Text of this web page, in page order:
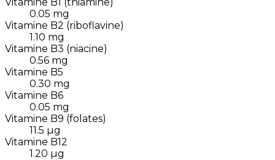
0.05 mg
Vitamine B2 (riboflavine)
1.10 mg
Vitamine B3 (niacine)
0.56 mg
Vitamine B5
0.30 mg
Vitamine B6
0.05 mg
Vitamine B9 (folates)
11.5 µg
Vitamine B12
1.20 µg